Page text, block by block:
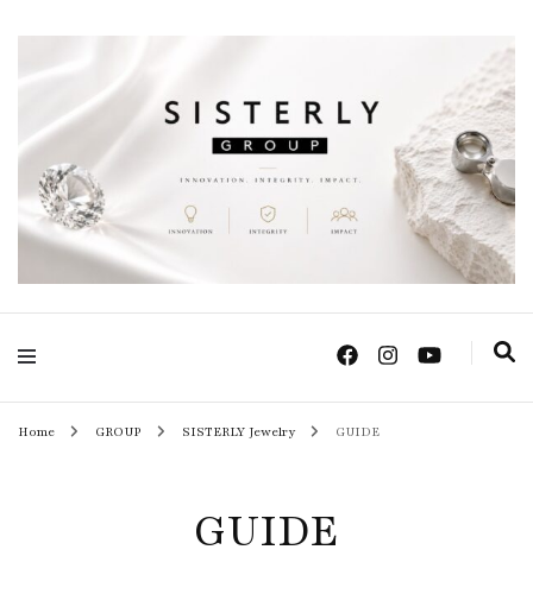
Sisterly Group
Thailand
Positive Power Jewelry แหวนแต่งงาน เครื่องประดับผู้หญิง จิวเวลรี จันทบุรี
Home GROUP SISTERLY Jewelry GUIDE
GUIDE